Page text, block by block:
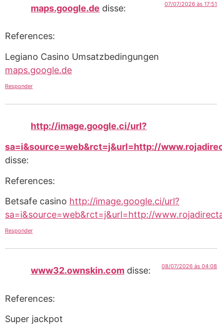
maps.google.de disse: 07/07/2026 às 17:51
References:
Legiano Casino Umsatzbedingungen
maps.google.de
Responder
http://image.google.ci/url?
sa=i&source=web&rct=j&url=http://
disse:
References:
Betsafe casino http://image.google.ci/url?
sa=i&source=web&rct=j&url=http://
Responder
www32.ownskin.com disse: 08/07/2026 às 04:08
References:
Super jackpot